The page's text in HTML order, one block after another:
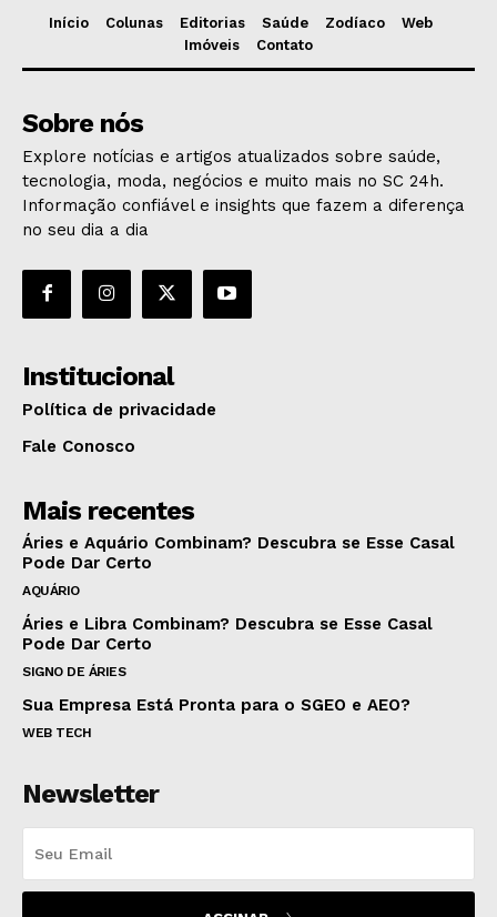
Início Colunas Editorias Saúde Zodíaco
Web
Imóveis
Contato
Sobre nós
Explore notícias e artigos atualizados sobre saúde,
tecnologia, moda, negócios e muito mais no SC 24h.
Informação confiável e insights que fazem a diferença
no seu dia a dia
Institucional
Política de privacidade
Fale Conosco
Mais recentes
Áries e Aquário Combinam? Descubra se Esse Casal
Pode Dar Certo
AQUÁRIO
Áries e Libra Combinam? Descubra se Esse Casal
Pode Dar Certo
SIGNO DE ÁRIES
Sua Empresa Está Pronta para o SGEO e AEO?
WEB TECH
Newsletter